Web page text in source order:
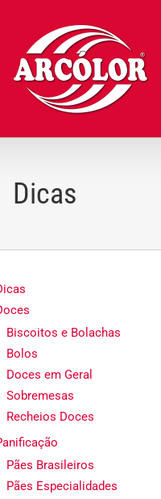
Dicas
Biscoitos e Bolachas
Bolos
Doces em Geral
Sobremesas
Recheios Doces
Pães Brasileiros
Pães Especialidades